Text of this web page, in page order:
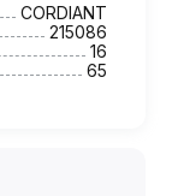
CORDIANT
215086
16
65